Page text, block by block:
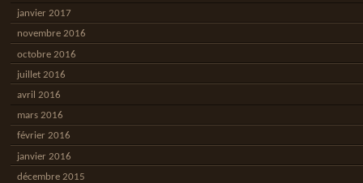
janvier 2017
novembre 2016
octobre 2016
juillet 2016
avril 2016
mars 2016
février 2016
janvier 2016
décembre 2015